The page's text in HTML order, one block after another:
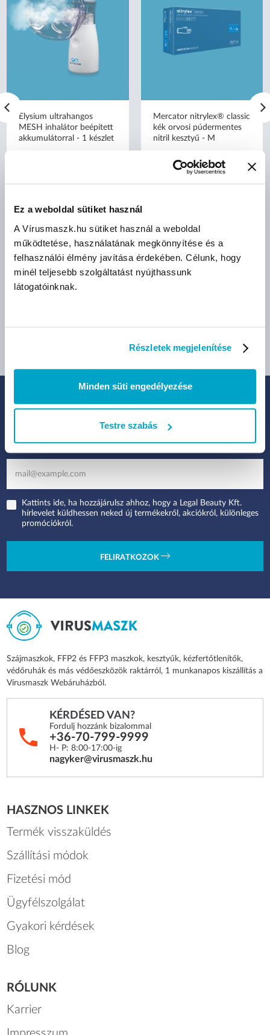
Ez a weboldal sütiket használ
A Vírusmaszk.hu sütiket használ a weboldal
működtetése, használatának megkönnyítése és a
felhasználói élmény javítása érdekében. Célunk, hogy
minél teljesebb szolgáltatást nyújthassunk
látogatóinknak.
Részletek megjelenítése
Minden süti engedélyezése
Testre szabás
Elysium ultrahangos
MESH inhalátor beépített
akkumulátorral - 1 készlet
bruttó (27% ÁFA)
15 290 Ft
(15 290 Ft/db)
Mercator nitrylex® classic
kék orvosi púdermentes
nitril kesztyű - M
bruttó (27% ÁFA)
2 159 Ft
(22 Ft/db)
Legfrissebb termékek, akciók és eladások
Kattints ide, ha hozzájárulsz ahhoz, hogy a Legal Beauty Kft.
hírlevelet küldhessen neked új termékekről, akciókról, különleges
promóciókról.
FELIRATKOZOK
Szájmaszkok, FFP2 és FFP3 maszkok, kesztyűk, kézfertőtlenítők,
védőruhák és más védőeszközök raktárról, 1 munkanapos kiszállítás a
Vírusmaszk Webáruházból.
KÉRDÉSED VAN?
Fordulj hozzánk bizalommal
+36-70-799-9999
H- P: 8:00-17:00-ig
nagyker@virusmaszk.hu
HASZNOS LINKEK
Termék visszaküldés
Szállítási módok
Fizetési mód
Ügyfélszolgálat
Gyakori kérdések
Blog
RÓLUNK
Karrier